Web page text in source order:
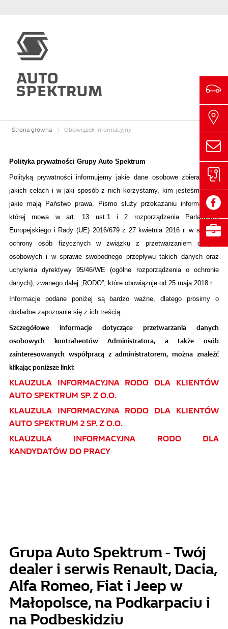
Strona główna Obowiązek informacyjny
Polityka prywatności Grupy Auto Spektrum
Polityką prywatności informujemy jakie dane osobowe zbieramy, w
jakich celach i w jaki sposób z nich korzystamy, kim jesteśmy oraz
jakie mają Państwo prawa. Pismo służy przekazaniu informacji, o
której mowa w art. 13 ust.1 i 2 rozporządzenia Parlamentu
Europejskiego i Rady (UE) 2016/679 z 27 kwietnia 2016 r. w sprawie
ochrony osób fizycznych w związku z przetwarzaniem danych
osobowych i w sprawie swobodnego przepływu takich danych oraz
uchylenia dyrektywy 95/46/WE (ogólne rozporządzenia o ochronie
danych), zwanego dalej „RODO”, które obowiązuje od 25 maja 2018 r.
Informacje podane poniżej są bardzo ważne, dlatego prosimy o
dokładne zapoznanie się z ich treścią.
Szczegółowe informacje dotyczące przetwarzania danych
osobowych kontrahentów Administratora, a także osób
zainteresowanych współpracą z administratorem, można znaleźć
klikając poniższe linki:
KLAUZULA INFORMACYJNA RODO DLA KLIENTÓW
AUTO SPEKTRUM SP. Z O.O.
KLAUZULA INFORMACYJNA RODO DLA KLIENTÓW
AUTO SPEKTRUM 2 SP. Z O.O.
KLAUZULA INFORMACYJNA RODO DLA
KANDYDATÓW DO PRACY
Grupa Auto Spektrum - Twój
dealer i serwis Renault, Dacia,
Alfa Romeo, Fiat i Jeep w
Małopolsce, na Podkarpaciu i
na Podbeskidziu